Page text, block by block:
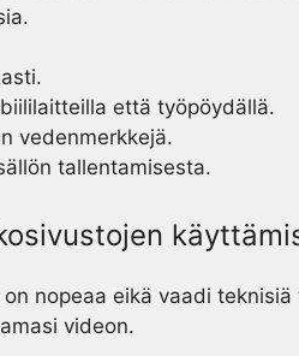
että työpöydällä.
vedenmerkkejä.
tallentamisesta.
nopeaa eikä vaadi teknisiä
videon.